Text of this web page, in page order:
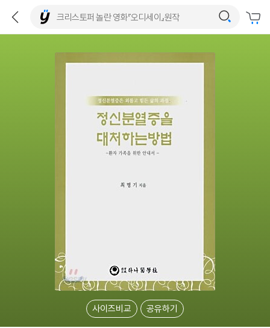
사이즈비교 공유하기